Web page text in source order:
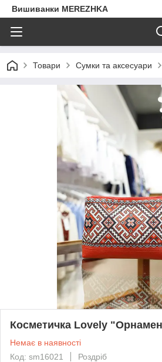
Вишиванки MEREZHKA
Товари Сумки та аксесуари
Косметичка Lovely
Немає в наявності
Код: sm16021
Роздріб